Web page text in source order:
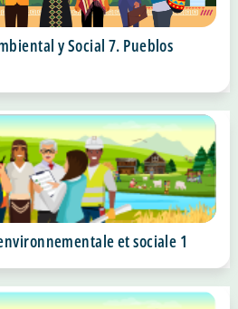
y Social 7. Pueblos
et sociale 1